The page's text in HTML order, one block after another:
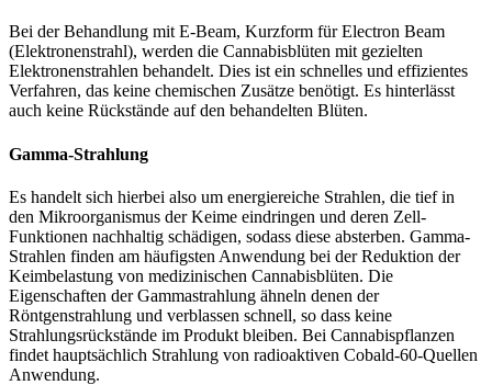
Bei der Behandlung mit E-Beam, Kurzform für Electron Beam
(Elektronenstrahl), werden die Cannabisblüten mit gezielten
Elektronenstrahlen behandelt. Dies ist ein schnelles und effizientes
Verfahren, das keine chemischen Zusätze benötigt. Es hinterlässt
auch keine Rückstände auf den behandelten Blüten.
Gamma-Strahlung
Es handelt sich hierbei also um energiereiche Strahlen, die tief in
den Mikroorganismus der Keime eindringen und deren Zell-
Funktionen nachhaltig schädigen, sodass diese absterben. Gamma-
Strahlen finden am häufigsten Anwendung bei der Reduktion der
Keimbelastung von medizinischen Cannabisblüten. Die
Eigenschaften der Gammastrahlung ähneln denen der
Röntgenstrahlung und verblassen schnell, so dass keine
Strahlungsrückstände im Produkt bleiben. Bei Cannabispflanzen
findet hauptsächlich Strahlung von radioaktiven Cobald-60-Quellen
Anwendung.